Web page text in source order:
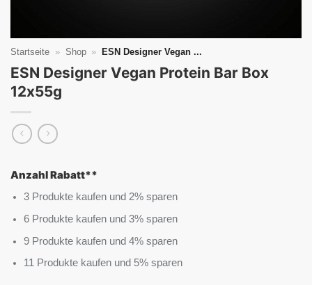
Startseite » Shop » ESN Designer Vegan ...
ESN Designer Vegan Protein Bar Box
12x55g
Anzahl Rabatt**
3 Produkte kaufen und 2% sparen
6 Produkte kaufen und 3% sparen
9 Produkte kaufen und 4% sparen
11 Produkte kaufen und 5% sparen